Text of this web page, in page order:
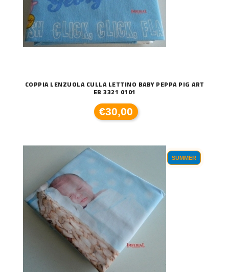
COPPIA LENZUOLA CULLA LETTINO BABY PEPPA PIG ART
EB 3321 0101
€30,00
SUMMER